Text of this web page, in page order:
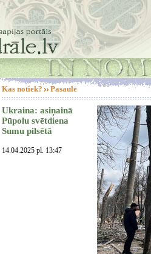
Kas notiek? Pasaulē
Ukraina: asiņainā
Pūpolu svētdiena
Sumu pilsētā
14.04.2025 pl. 13:47